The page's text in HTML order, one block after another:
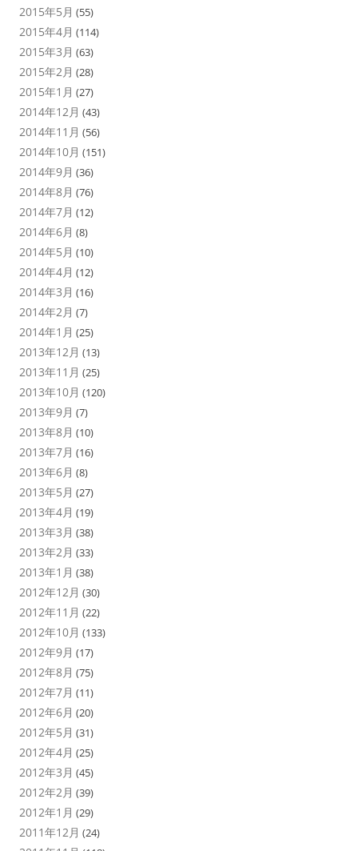
2015年5月 (55)
2015年4月 (114)
2015年3月 (63)
2015年2月 (28)
2015年1月 (27)
2014年12月 (43)
2014年11月 (56)
2014年10月 (151)
2014年9月 (36)
2014年8月 (76)
2014年7月 (12)
2014年6月 (8)
2014年5月 (10)
2014年4月 (12)
2014年3月 (16)
2014年2月 (7)
2014年1月 (25)
2013年12月 (13)
2013年11月 (25)
2013年10月 (120)
2013年9月 (7)
2013年8月 (10)
2013年7月 (16)
2013年6月 (8)
2013年5月 (27)
2013年4月 (19)
2013年3月 (38)
2013年2月 (33)
2013年1月 (38)
2012年12月 (30)
2012年11月 (22)
2012年10月 (133)
2012年9月 (17)
2012年8月 (75)
2012年7月 (11)
2012年6月 (20)
2012年5月 (31)
2012年4月 (25)
2012年3月 (45)
2012年2月 (39)
2012年1月 (29)
2011年12月 (24)